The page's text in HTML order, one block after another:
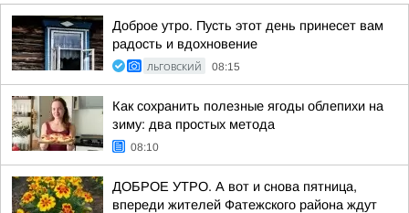
Доброе утро. Пусть этот день принесет вам
радость и вдохновение
ЛЬГОВСКИЙ 08:15
Как сохранить полезные ягоды облепихи на
зиму: два простых метода
08:10
ДОБРОЕ УТРО. А вот и снова пятница,
впереди жителей Фатежского района ждут